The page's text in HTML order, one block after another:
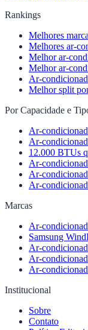
Rankings
Melhores
Melhores ar-
Melhor ar-
Melhor ar-
Ar-
Melhor split
Por Capacidade e
Ar-
Ar-
12.000 BTUs
Ar-
Ar-
Ar-
Marcas
Ar-
Samsung
Ar-
Ar-
Ar-
Institucional
Sobre
Contato